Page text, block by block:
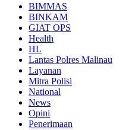
BIMMAS
BINKAM
GIAT OPS
Health
HL
Lantas Polres Malinau
Layanan
Mitra Polisi
National
News
Opini
Penerimaan